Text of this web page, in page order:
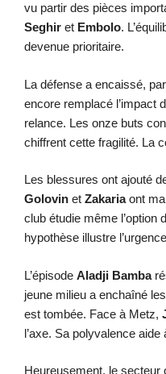
vu partir des pièces
Seghir et Embolo.
devenue prioritaire.
La défense a encaissé,
encore remplacé l’impact
relance. Les onze buts
chiffrent cette fragilité. La
Les blessures ont ajouté
Golovin et Zakariaont
club étudie même l’option
hypothèse illustre
L’épisode Aladji Bamba
jeune milieu a enchaîné
est tombée. Face à Metz,
l’axe. Sa polyvalence
Heureusement, le secteur